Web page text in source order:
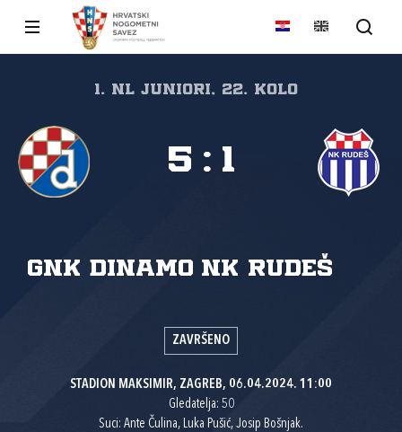
1. NL juniori, 22. kolo
GNK Dinamo NK Rudeš
5 : 1
ZAVRŠENO
STADION MAKSIMIR, ZAGREB, 06.04.2024. 11:00
Gledatelja: 50
Suci: Ante Čulina, Luka Pušić, Josip Bošnjak.